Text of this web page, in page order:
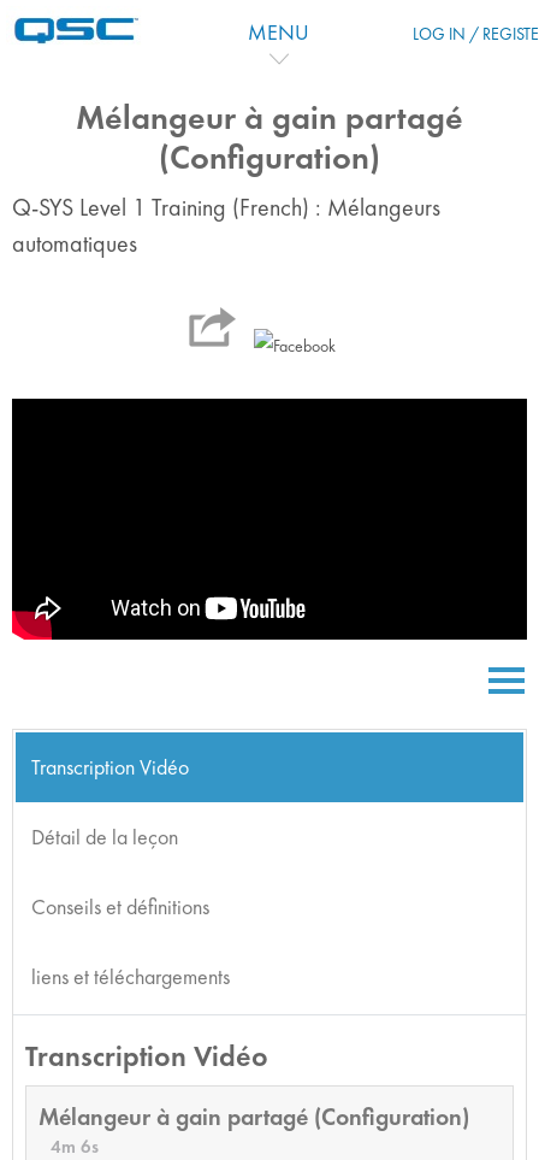
MENU LOG IN /
Mélangeur à gain partagé
(Configuration)
Q-SYS Level 1 Training (French) : Mélangeurs
automatiques
Transcription Vidéo
Détail de la leçon
Conseils et définitions
liens et téléchargements
Transcription Vidéo
Mélangeur à gain partagé (Configuration)
4m 6s